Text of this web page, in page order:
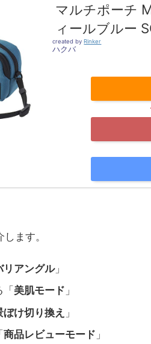
マルチポーチ
ィールブルー
created byRinker
ハクバ
ます。
リアングル」
美肌モード 」
ぼけ切り換え 」
商品レビューモード 」